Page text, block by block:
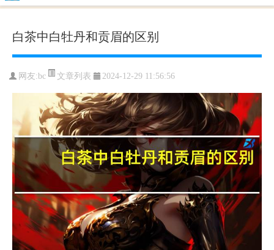
白茶中白牡丹和贡眉的区别
网友:bc 文章列表 2024-12-29 11:56:56